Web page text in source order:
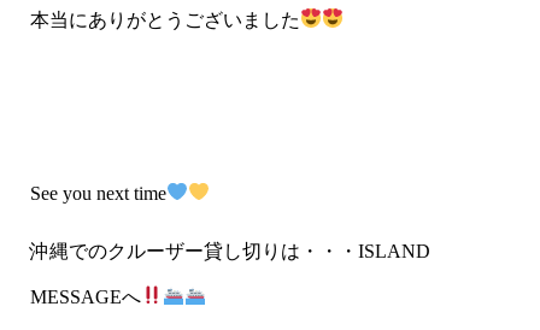
本当にありがとうございました
See you next time
沖縄でのクルーザー貸し切りは・・・ISLAND
MESSAGEへ